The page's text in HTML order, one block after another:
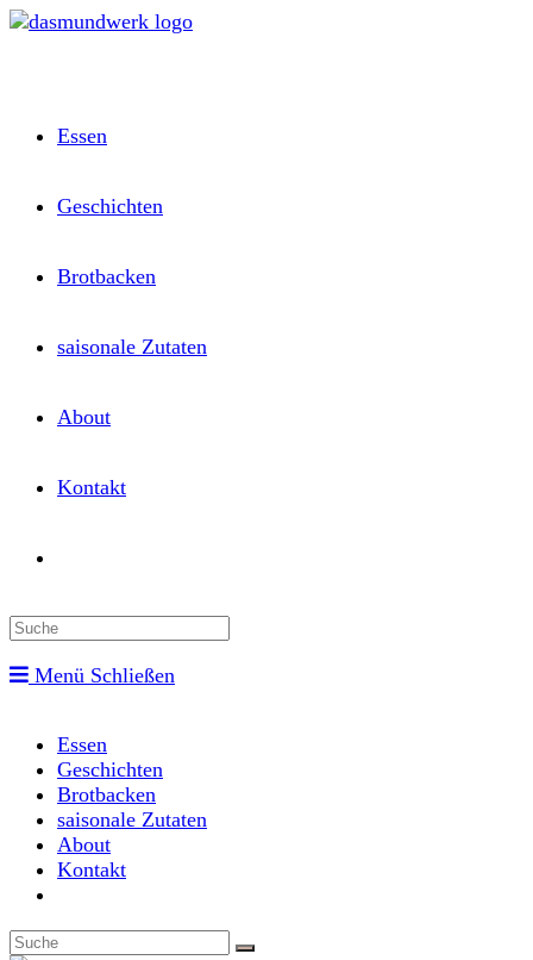
Zum
Essen
Geschichten
Brotbacken
saisonale Zutaten
About
Kontakt
website
Menü Schließen
Essen
Geschichten
Brotbacken
saisonale Zutaten
About
Kontakt
search